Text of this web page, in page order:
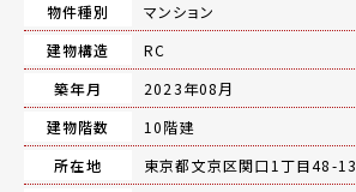
物件種別
マンション
建物構造
RC
築年月
2023年08月
建物階数
10階建
所在地
東京都文京区関口1丁目48-13